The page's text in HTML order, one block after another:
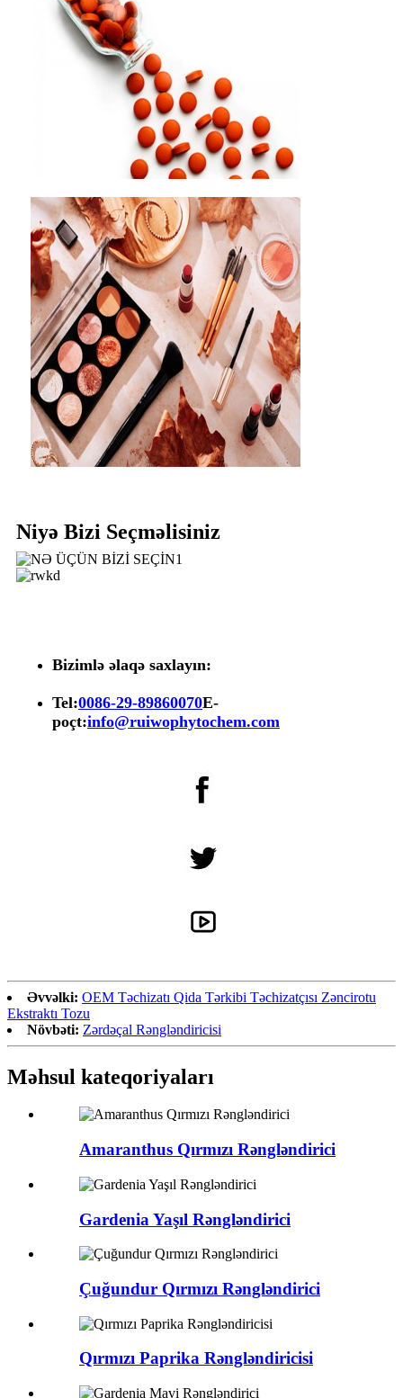
Niyə Bizi Seçməlisiniz
Bizimlə əlaqə saxlayın:
Tel:0086-29-89860070E-
poçt:info@ruiwophytochem.com
Əvvəlki: OEM Təchizatı Qida Tərkibi Təchizatçısı Zəncirotu
Ekstraktı Tozu
Növbəti: Zərdəçal Rəngləndiricisi
Məhsul kateqoriyaları
Amaranthus Qırmızı Rəngləndirici
Gardenia Yaşıl Rəngləndirici
Çuğundur Qırmızı Rəngləndirici
Qırmızı Paprika Rəngləndiricisi